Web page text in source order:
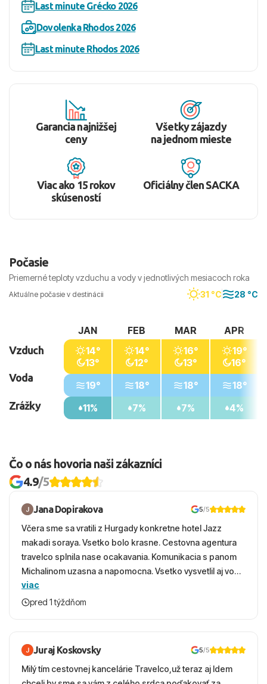
Last minute Grécko 2026
Dovolenka Rhodos 2026
Last minute Rhodos 2026
Garancia najnižšej
ceny
Všetky zájazdy
na jednom mieste
Viac ako 15 rokov
skúseností
Oficiálny člen SACKA
Počasie
Priemerné teploty vzduchu a vody v jednotlivých mesiacoch roka
Aktuálne počasie v destinácii 31 °C 28 °C
Vzduch
Voda
Zrážky
JAN
14°
13°
19°
11%
FEB
14°
12°
18°
7%
MAR
16°
13°
18°
7%
APR
19°
16°
18°
4%
Čo o nás hovoria naši zákazníci
4.9/5
Jana Dopirakova 5/5
Včera sme sa vratili z Hurgady konkretne hotel Jazz
makadi soraya. Vsetko bolo krasne. Cestovna agentura
travelco splnila nase ocakavania. Komunikacia s panom
Michalinom uzasna a napomocna. Vsetko vysvetlil aj vo
vecernych hodinach zaco sa ospravedlnujem. Hotel
krasny, cisty. Sluzby top. Strava, prostredie, more,
viac
pred 1 týždňom
Juraj Koskovsky 5/5
Milý tím cestovnej kancelárie Travelco,už teraz aj Idem